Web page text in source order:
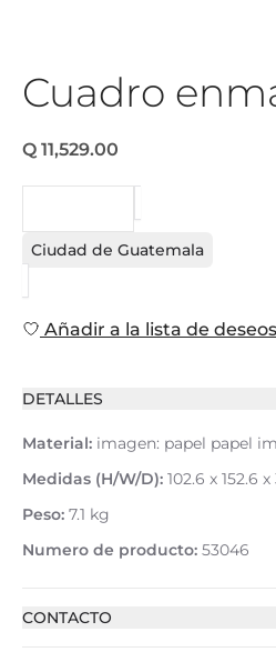
Cuadro
Q 11,529.00
Ciudad de Guatemala
Añadir a la lista de deseos
DETALLES
Material: imagen: papel papel
Medidas (H/W/D): 102.6 x 152.6
Peso: 7.1 kg
Numero de producto: 53046
CONTACTO